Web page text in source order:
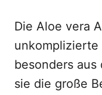
Die Aloe vera
besonders aus
sie die große